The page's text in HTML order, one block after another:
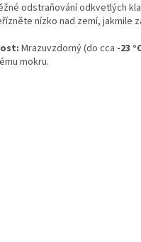
odstraňování odkvetlých
nízko nad zemí, jakmile
Mrazuvzdorný (do cca -23
mokru.